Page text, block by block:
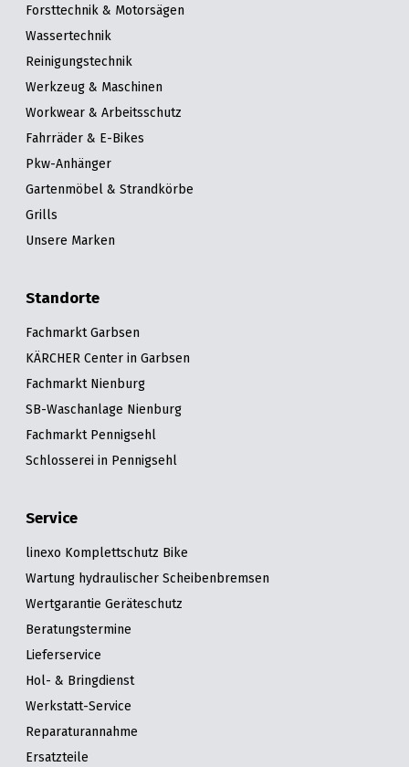
Forsttechnik & Motorsägen
Wassertechnik
Reinigungstechnik
Werkzeug & Maschinen
Workwear & Arbeitsschutz
Fahrräder & E-Bikes
Pkw-Anhänger
Gartenmöbel & Strandkörbe
Grills
Unsere Marken
Standorte
Fachmarkt Garbsen
KÄRCHER Center in Garbsen
Fachmarkt Nienburg
SB-Waschanlage Nienburg
Fachmarkt Pennigsehl
Schlosserei in Pennigsehl
Service
linexo Komplettschutz Bike
Wartung hydraulischer Scheibenbremsen
Wertgarantie Geräteschutz
Beratungstermine
Lieferservice
Hol- & Bringdienst
Werkstatt-Service
Reparaturannahme
Ersatzteile